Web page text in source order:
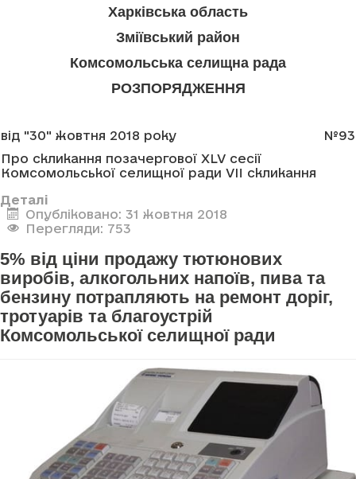
Харківська область
Зміївський район
Комсомольська селищна рада
РОЗПОРЯДЖЕННЯ
від "30" жовтня 2018 року
№93
Про скликання позачергової XLV сесії
Комсомольської селищної ради VII скликання
Деталі
Опубліковано: 31 жовтня 2018
Перегляди: 753
5% від ціни продажу тютюнових
виробів, алкогольних напоїв, пива та
бензину потрапляють на ремонт доріг,
тротуарів та благоустрій
Комсомольської селищної ради